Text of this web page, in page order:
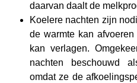
daarvan daalt de
Koelere nachten zijn
de warmte kan
kan verlagen.
nachten beschouwd
omdat ze de